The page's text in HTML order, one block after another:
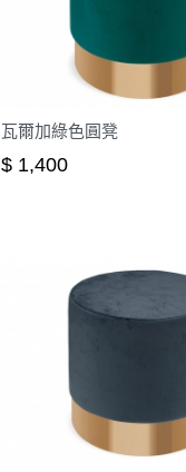
瓦爾加綠色圓凳
$ 1,400